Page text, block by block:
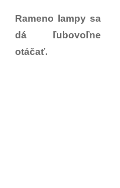
Rameno lampy sa
dá ľubovoľne
otáčať.